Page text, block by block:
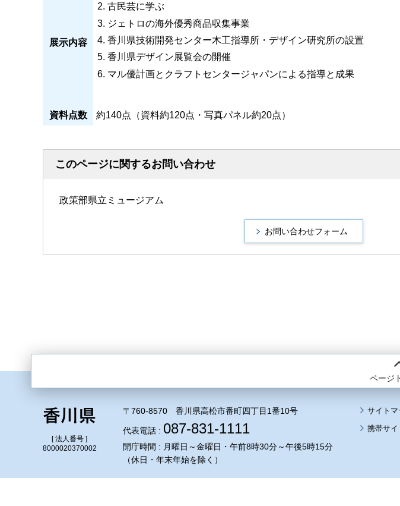
展示内容
古民芸に学ぶ
ジェトロの海外優秀商品収集事業
香川県技術開発センター木工指導所・デザイン研究所の設置
香川県デザイン展覧会の開催
マル優計画とクラフトセンタージャパンによる指導と成果
資料点数 約140点（資料約120点・写真パネル約20点）
このページに関するお問い合わせ
政策部県立ミュージアム
ページ
[ 法人番号 ]
8000020370002
〒760-8570 香川県高松市番町四丁目1番10号
代表電話 : 087-831-1111
開庁時間 : 月曜日～金曜日・午前8時30分～午後5時15分
（休日・年末年始を除く）
サイトマ
携帯サイ